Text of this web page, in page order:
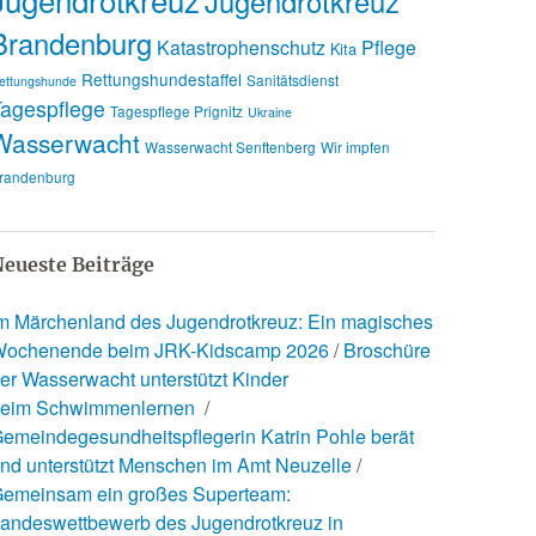
Katastrophenschutz Kita Pflege
Rettungshundestaffel Sanitätsdienst
Tagespflege Prignitz Ukraine
Wasserwacht Senftenberg Wir impfen
Beiträge
Märchenland des Jugendrotkreuz: Ein magisches
beim JRK-Kidscamp 2026 Broschüre
Wasserwacht unterstützt Kinder
Schwimmenlernen
Katrin Pohle berät
unterstützt Menschen im Amt Neuzelle
ein großes Superteam:
des Jugendrotkreuz in